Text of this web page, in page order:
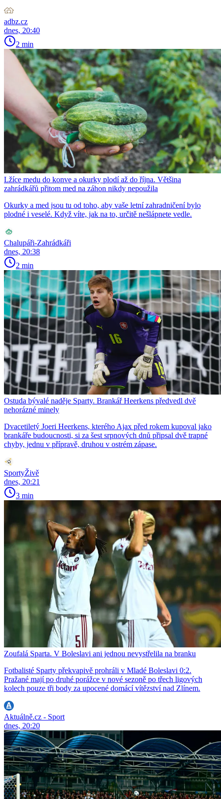
adbz.cz
dnes, 20:40
2 min
Lžíce medu do konve a okurky plodí až do října. Většina
zahrádkářů přitom med na záhon nikdy nepoužila
Okurky a med jsou tu od toho, aby vaše letní zahradničení bylo
plodné i veselé. Když víte, jak na to, určitě nešlápnete vedle.
Chalupáři-Zahrádkáři
dnes, 20:38
2 min
Ostuda bývalé naděje Sparty. Brankář Heerkens předvedl dvě
nehorázné minely
Dvacetiletý Joeri Heerkens, kterého Ajax před rokem kupoval jako
brankáře budoucnosti, si za šest srpnových dnů připsal dvě trapné
chyby, jednu v přípravě, druhou v ostrém zápase.
SportyŽivě
dnes, 20:21
3 min
Zoufalá Sparta. V Boleslavi ani jednou nevystřelila na branku
Fotbalisté Sparty překvapivě prohráli v Mladé Boleslavi 0:2.
Pražané mají po druhé porážce v nové sezoně po třech ligových
kolech pouze tři body za upocené domácí vítězství nad Zlínem.
Aktuálně.cz - Sport
dnes, 20:20